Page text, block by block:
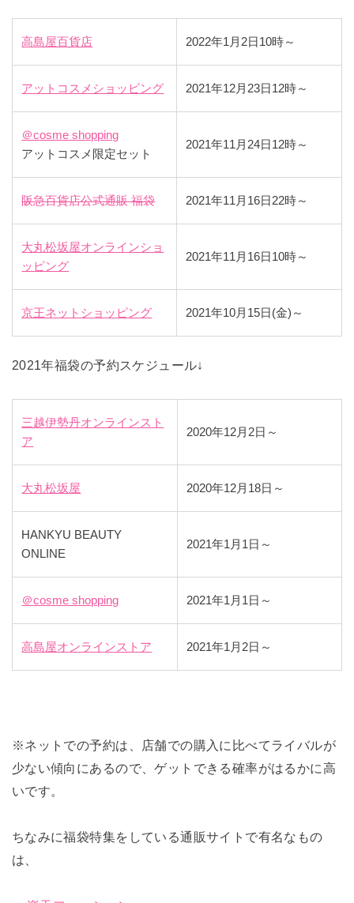
高島屋百貨店 2022年1月2日10時～
アットコスメショッピング 2021年12月23日12時～
＠cosme shopping
アットコスメ限定セット
2021年11月24日12時～
阪急百貨店公式通販 福袋 2021年11月16日22時～
大丸松坂屋オンラインショ
ッピング
2021年11月16日10時～
京王ネットショッピング 2021年10月15日(金)～
2021年福袋の予約スケジュール↓
三越伊勢丹オンラインスト
ア
2020年12月2日～
大丸松坂屋 2020年12月18日～
HANKYU BEAUTY
ONLINE
2021年1月1日～
＠cosme shopping 2021年1月1日～
高島屋オンラインストア 2021年1月2日～
※ネットでの予約は、店舗での購入に比べてライバルが
少ない傾向にあるので、ゲットできる確率がはるかに高
いです。
ちなみに福袋特集をしている通販サイトで有名なもの
は、